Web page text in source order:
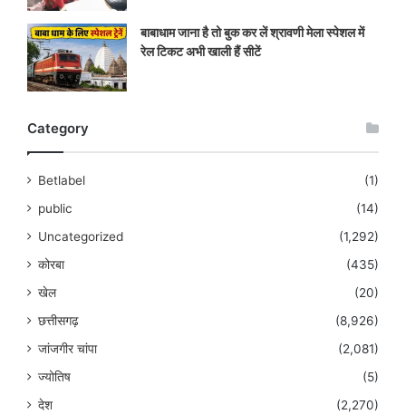
बाबाधाम जाना है तो बुक कर लें श्रावणी मेला स्पेशल में
रेल टिकट अभी खाली हैं सीटें
Category
Betlabel
(1)
public
(14)
Uncategorized
(1,292)
कोरबा
(435)
खेल
(20)
छत्तीसगढ़
(8,926)
जांजगीर चांपा
(2,081)
ज्योतिष
(5)
देश
(2,270)